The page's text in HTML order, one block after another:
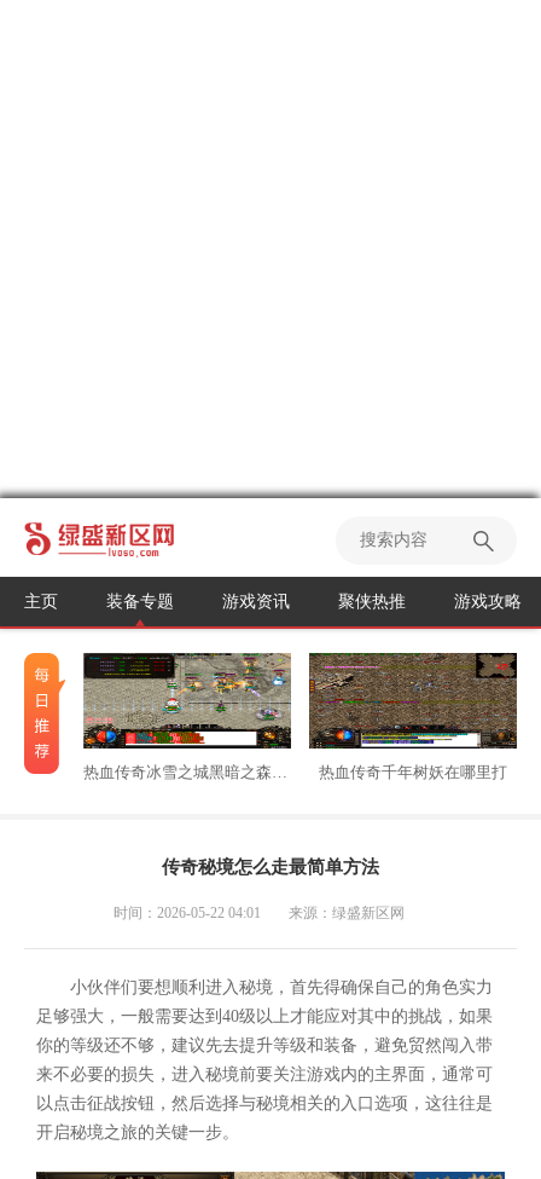
主页 装备专题 游戏资讯 聚侠热推 游戏攻略
热血传奇冰雪之城黑暗之森怎么走 热血传奇千年树妖在哪里打
传奇秘境怎么走最简单方法
时间：2026-05-22 04:01 来源：绿盛新区网
小伙伴们要想顺利进入秘境，首先得确保自己的角色实力
足够强大，一般需要达到40级以上才能应对其中的挑战，如果
你的等级还不够，建议先去提升等级和装备，避免贸然闯入带
来不必要的损失，进入秘境前要关注游戏内的主界面，通常可
以点击征战按钮，然后选择与秘境相关的入口选项，这往往是
开启秘境之旅的关键一步。